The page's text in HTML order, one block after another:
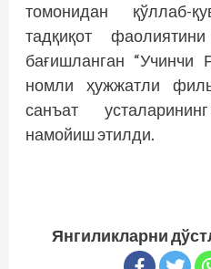
томонидан қўллаб-
тадқиқот
бағишланган “Учинчи
номли ҳужжатли
санъат
намойиш этилди.
Янгиликларни